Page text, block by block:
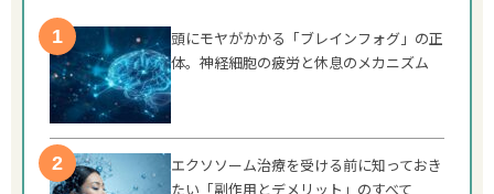
頭にモヤがかかる「ブレインフォグ」の正
体。神経細胞の疲労と休息のメカニズム
エクソソーム治療を受ける前に知っておき
たい「副作用とデメリット」のすべて